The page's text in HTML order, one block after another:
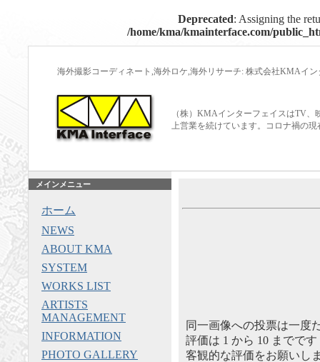
Deprecated: Assigning the
/home/kma/kmainterface.com/
海外撮影コーディネート,海外ロケ,海外リサーチ: 株式会社KMAイ
（株）KMAインターフェイスはTV
上営業を続けています。コロナ禍の
同一画像への投票は一度
評価は 1 から 10 までで
客観的な評価をお願いし
メインメニュー
ホーム
NEWS
ABOUT KMA
SYSTEM
WORKS LIST
ARTISTS
MANAGEMENT
INFORMATION
PHOTO GALLERY